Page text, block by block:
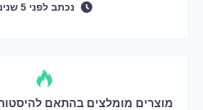
נכתב לפני
מוצרים מומלצים בהתאם